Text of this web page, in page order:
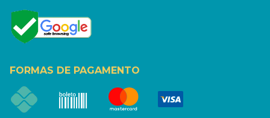
FORMAS DE PAGAMENTO